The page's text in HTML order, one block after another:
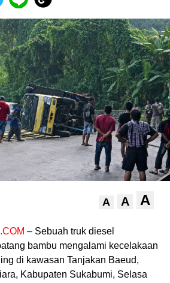
A A A
– Sebuah truk diesel
bambu mengalami kecelakaan
di kawasan Tanjakan Baeud,
Kabupaten Sukabumi, Selasa